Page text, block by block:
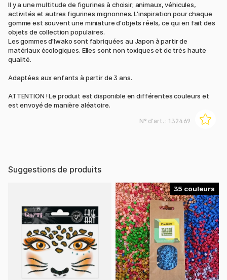
Il y a une multitude de figurines à choisir; animaux, véhicules,
activités et autres figurines mignonnes. L'inspiration pour chaque
gomme est souvent une miniature d'objets réels, ce qui en fait des
objets de collection populaires.
Les gommes d'Iwako sont fabriquées au Japon à partir de
matériaux écologiques. Elles sont non toxiques et de très haute
qualité.
Adaptées aux enfants à partir de 3 ans.
ATTENTION ! Le produit est disponible en différentes couleurs et
est envoyé de manière aléatoire.
N° d'art. : 132469
Suggestions de produits
35